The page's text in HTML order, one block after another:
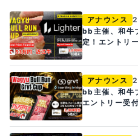
アナウンス
bb主催、和牛
定！エントリ
アナウンス
bb主催、和牛
エントリー受